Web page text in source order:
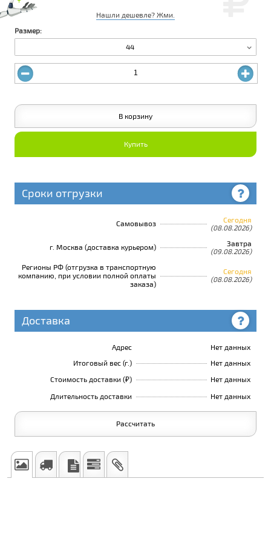
Нашли дешевле? Жми.
Размер:
44
В корзину
Купить
Сроки отгрузки
Самовывоз Сегодня
(08.08.2026)
г. Москва (доставка курьером) Завтра
(09.08.2026)
Регионы РФ (отгрузка в транспортную
компанию, при условии полной оплаты
заказа)
Сегодня
(08.08.2026)
Доставка
Адрес
Нет данных
Итоговый вес (г.)
Нет данных
Стоимость доставки (₽)
Нет данных
Длительность доставки
Нет данных
Рассчитать